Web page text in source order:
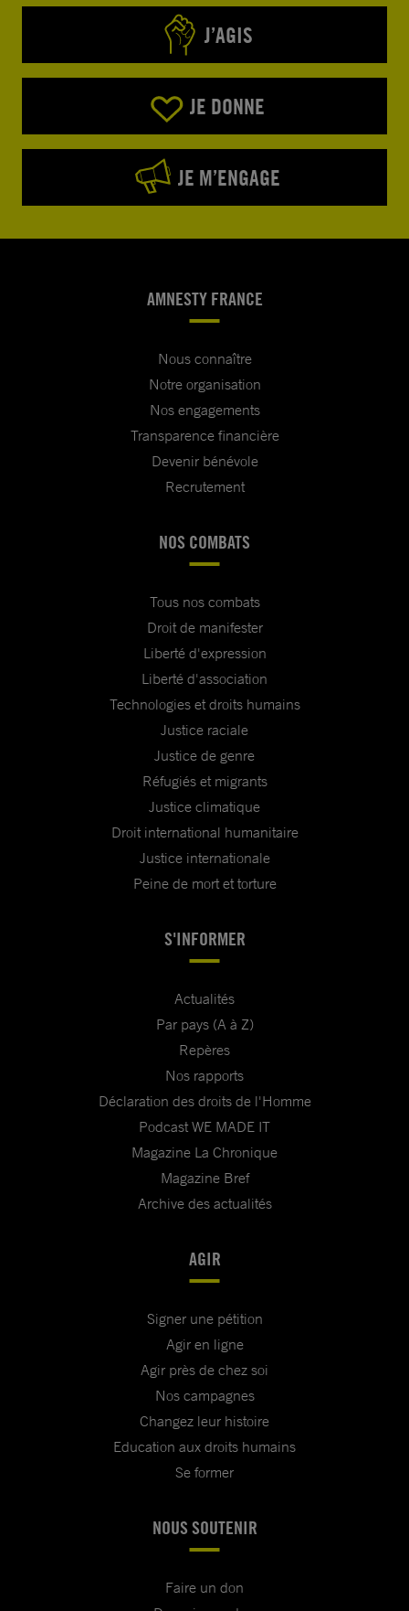
J’AGIS
JE DONNE
JE M’ENGAGE
AMNESTY FRANCE
Nous connaître
Notre organisation
Nos engagements
Transparence financière
Devenir bénévole
Recrutement
NOS COMBATS
Tous nos combats
Droit de manifester
Liberté d'expression
Liberté d'association
Technologies et droits humains
Justice raciale
Justice de genre
Réfugiés et migrants
Justice climatique
Droit international humanitaire
Justice internationale
Peine de mort et torture
S'INFORMER
Actualités
Par pays (A à Z)
Repères
Nos rapports
Déclaration des droits de l'Homme
Podcast WE MADE IT
Magazine La Chronique
Magazine Bref
Archive des actualités
AGIR
Signer une pétition
Agir en ligne
Agir près de chez soi
Nos campagnes
Changez leur histoire
Education aux droits humains
Se former
NOUS SOUTENIR
Faire un don